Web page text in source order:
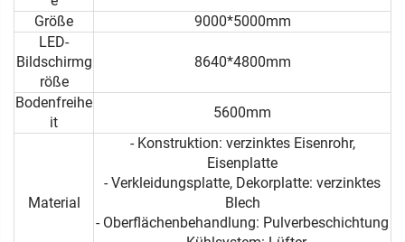
Größe
9000*5000mm
LED-
Bildschirmg
röße
8640*4800mm
Bodenfreihe
it
5600mm
Material
- Konstruktion: verzinktes Eisenrohr,
Eisenplatte
- Verkleidungsplatte, Dekorplatte: verzinktes
Blech
- Oberflächenbehandlung: Pulverbeschichtung